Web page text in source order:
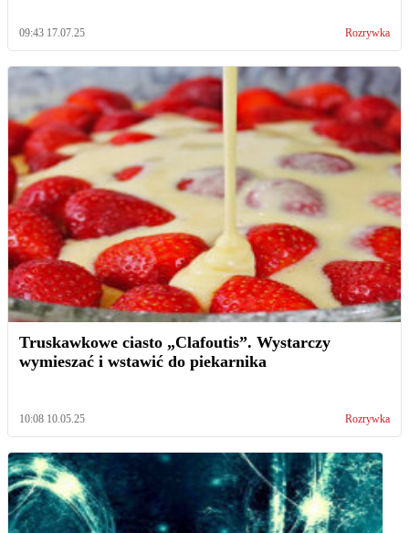
09:43 17.07.25 Rozrywka
Truskawkowe ciasto „Clafoutis”. Wystarczy
wymieszać i wstawić do piekarnika
10:08 10.05.25 Rozrywka